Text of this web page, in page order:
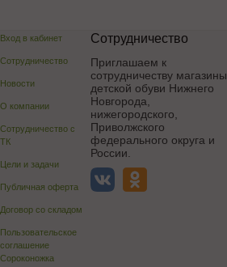
Вход в кабинет
Сотрудничество
Новости
О компании
Сотрудничество с
ТК
Цели и задачи
Публичная оферта
Договор со складом
Пользовательское
соглашение
Сороконожка
Сотрудничество
Приглашаем к
сотрудничеству магазины
детской обуви Нижнего
Новгорода,
нижегородского,
Приволжского
федерального округа и
России.